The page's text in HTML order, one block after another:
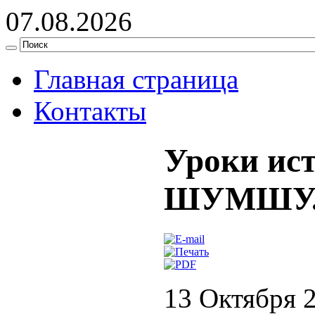
07.08.2026
Главная страница
Контакты
Уроки
ШУМШУ.
13 Октября